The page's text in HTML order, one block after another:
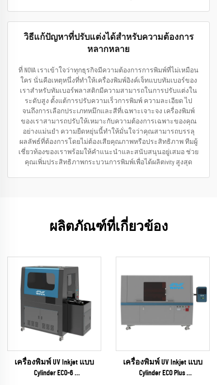
วิธีแก้ปัญหาที่ปรับแต่งได้สำหรับความต้องการ
หลากหลาย
ที่ NOVA เราเข้าใจว่าทุกธุรกิจมีความต้องการการพิมพ์ที่ไม่เหมือน
ใคร นั่นคือเหตุหนึ่งที่ทำให้เครื่องพิมพ์อิงค์เจ็ทแบบทัมเบอร์ของ
เราสำหรับทัมเบอร์พลาสติกมีความสามารถในการปรับแต่งใน
ระดับสูง ตั้งแต้การปรับความเร็วการพิมพ์ ความละเอียด ไป
จนถึงการเลือกประเภทหมึกและสีที่เฉพาะเจาะจง เครื่องพิมพ์
ของเราสามารถปรับให้เหมาะกับความต้องการเฉพาะของคุณ
อย่างแม่นยำ ความยืดหยุ่นนี้ทำให้มั่นใจว่าคุณสามารถบรรลุ
ผลลัพธ์ที่ต้องการโดยไม่ต้องเสียคุณภาพหรือประสิทธิภาพ ทีมผู้
เชี่ยวท้องของเราพร้อมให้คำแนะนำและสนับสนุนอยู่เสมอ ช่วย
คุณเพิ่มประสิทธิภาพกระบวนการพิมพ์เพื่อได้ผลิตivity สูงสุด
ผลิตภัณฑ์ที่เกี่ยวข้อง
เครื่องพิมพ์ UV Inkjet แบบ
Cylinder ECO-6
เครื่องพิมพ์ UV Inkjet แบบ
Cylinder ECO Plus